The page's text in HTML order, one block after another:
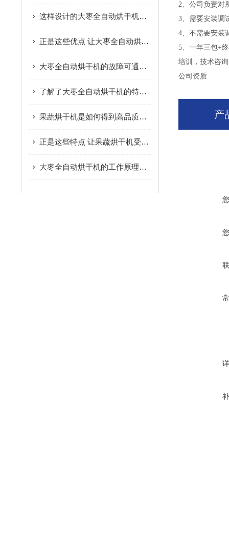
这样设计的大枣全自动烘干机保证了大枣的固有品质
正是这些优点 让大枣全自动烘干机广受欢迎
大枣全自动烘干机的故障可通过以下方法综合分析
了解了大枣全自动烘干机的特点才能更好的使用它
果蔬烘干机是如何得到高品质脱水果蔬的呢？进来看
正是这些特点 让果蔬烘干机受到大家的欢迎
大枣全自动烘干机的工作原理及优点您了解吗？
2、公司负责对
3、需要安装调
4、不需要安装
5、一年三包+
培训，技术咨
公司资质
产